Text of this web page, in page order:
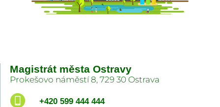
Magistrát města Ostravy
Prokešovo náměstí 8, 729 30 Ostrava
+420 599 444 444